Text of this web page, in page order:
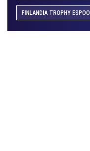
FINLANDIA TROPHY ESPOO